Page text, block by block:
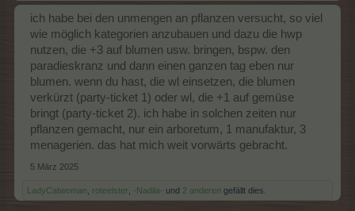
ich habe bei den unmengen an pflanzen versucht, so viel
wie möglich kategorien anzubauen und dazu die hwp
nutzen, die +3 auf blumen usw. bringen, bspw. den
paradieskranz und dann einen ganzen tag eben nur
blumen. wenn du hast, die wl einsetzen, die blumen
verkürzt (party-ticket 1) oder wl, die +1 auf gemüse
bringt (party-ticket 2). ich habe in solchen zeiten nur
pflanzen gemacht, nur ein arboretum, 1 manufaktur, 3
menagerien. das hat mich weit vorwärts gebracht.
5 März 2025
LadyCatwoman roteelster -Nadila- und 2 anderen gefällt dies.